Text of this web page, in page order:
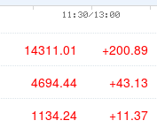
14311.01 +200.89
4694.44 +43.13
1134.24 +11.37